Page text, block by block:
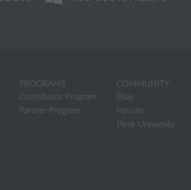
PROGRAMS
Contributor Program
Partner Program
COMMUNITY
Blog
Forums
Plesk University